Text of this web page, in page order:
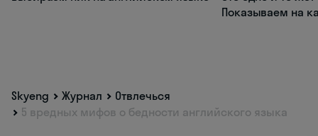
Показываем на
Skyeng Журнал
Отвлечься
5 вредных мифов о бедности английского языка